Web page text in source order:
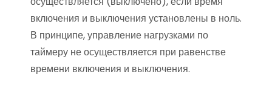
включения и выключения установлены в ноль.
В принципе, управление нагрузками по
таймеру не осуществляется при равенстве
времени включения и выключения.